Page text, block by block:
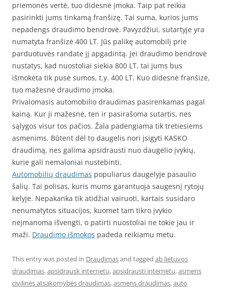
priemonės vertė, tuo didesnė įmoka. Taip pat reikia
pasirinkti jums tinkamą franšizę. Tai suma, kurios jums
nepadengs draudimo bendrovė. Pavyzdžiui, sutartyje yra
numatyta franšizė 400 LT. Jūs palikę automobilį prie
parduotuvės randate jį apgadintą. Jei draudimo bendrovė
nustatys, kad nuostoliai siekia 800 LT, tai jums bus
išmokėta tik pusė sumos, t.y. 400 LT. Kuo didesnė franšizė,
tuo mažesnė draudimo įmoka.
Privalomasis automobilio draudimas pasirenkamas pagal
kainą. Kur ji mažesnė, ten ir pasirašoma sutartis, nes
sąlygos visur tos pačios. Žala padengiama tik tretiesiems
asmenims. Būtent dėl to daugelis nori įsigyti KASKO
draudimą, nes galima apsidrausti nuo daugelio įvykių,
kurie gali nemaloniai nustebinti.
Automobilių draudimas populiarus daugelyje pasaulio
šalių. Tai polisas, kuris mums garantuoja saugesnį rytojų
kelyje. Nepakanka tik atidžiai vairuoti, kartais susidaro
nenumatytos situacijos, kuomet tam tikro įvykio
neįmanoma išvengti, o patirti nuostoliai ne tokie jau ir
maži. Draudimo išmokos padeda reikiamu metu.
This entry was posted in Draudimasand tagged ab lietuvos
draudimas,apsidrausk internetu,apsidrausti internetu,asmens
civilinės atsakomybės draudimas,asmens draudimas,auto